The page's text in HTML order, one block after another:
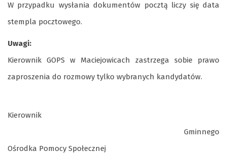
W przypadku wysłania dokumentów pocztą liczy się data
stempla pocztowego.
Uwagi:
Kierownik GOPS w Maciejowicach zastrzega sobie prawo
zaproszenia do rozmowy tylko wybranych kandydatów.
Kierownik
Gminnego
Ośrodka Pomocy Społecznej